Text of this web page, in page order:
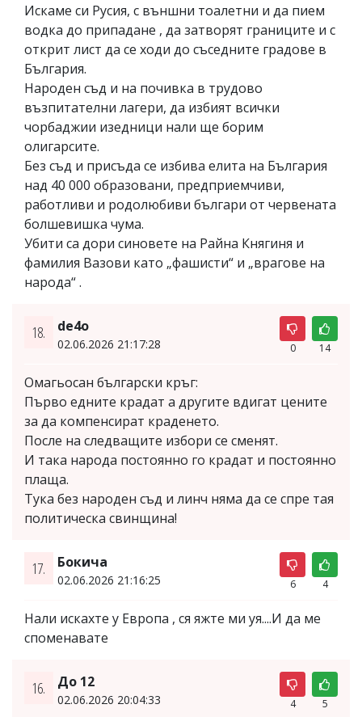
Искаме си Русия, с външни тоалетни и да пием
водка до припадане , да затворят границите и с
открит лист да се ходи до съседните градове в
България.
Народен съд и на почивка в трудово
възпитателни лагери, да избият всички
чорбаджии изедници нали ще борим
олигарсите.
Без съд и присъда се избива елита на България
над 40 000 образовани, предприемчиви,
работливи и родолюбиви българи от червената
болшевишка чума.
Убити са дори синовете на Райна Княгиня и
фамилия Вазови като „фашисти“ и „врагове на
народа“ .
18. de4o
02.06.2026 21:17:28 0 14
Омагьосан български кръг:
Първо едните крадат а другите вдигат цените
за да компенсират краденето.
После на следващите избори се сменят.
И така народа постоянно го крадат и постоянно
плаща.
Тука без народен съд и линч няма да се спре тая
политическа свинщина!
17. Бокича
02.06.2026 21:16:25 6 4
Нали искахте у Европа , ся яжте ми уя....И да ме
споменавате
16. До 12
02.06.2026 20:04:33 4 5